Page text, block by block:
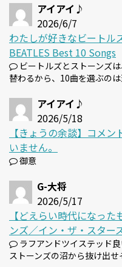
アイアイ♪
2026/6/7
わたしが好きなビートル
BEATLES Best 10 Songs
ビートルズとストーンズ
替わるから、10曲を選ぶの
アイアイ♪
2026/5/18
【きょうの余談】コメ
いません。
御意
G-大将
2026/5/17
【どえらい時代になっ
ンズ／イン・ザ・スター
ラフアンドツイステッド
ストーンズの沼から抜け出せ